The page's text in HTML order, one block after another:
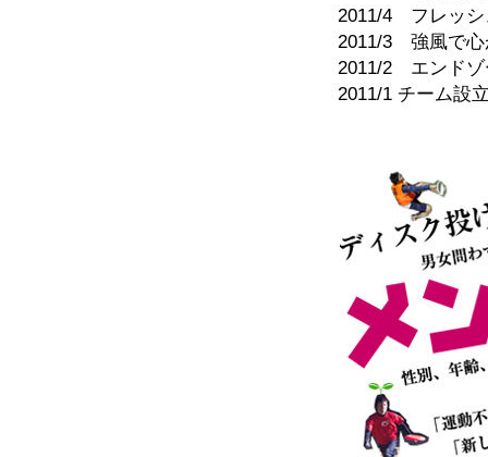
2011/4 フレッ
2011/3 強風で心
2011/2 エンド
2011/1 チーム設